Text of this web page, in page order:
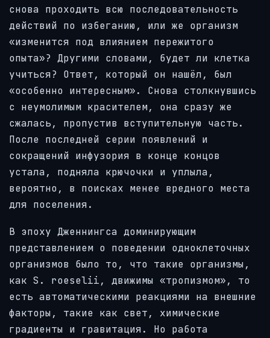
снова проходить всю последовательность
действий по избеганию, или же организм
«изменится под влиянием пережитого
опыта»? Другими словами, будет ли клетка
учиться? Ответ, который он нашёл, был
«особенно интересным». Снова столкнувшись
с неумолимым красителем, она сразу же
сжалась, пропустив вступительную часть.
После последней серии появлений и
сокращений инфузория в конце концов
устала, подняла крючочки и уплыла,
вероятно, в поисках менее вредного места
для поселения.
В эпоху Дженнингса доминирующим
представлением о поведении одноклеточных
организмов было то, что такие организмы,
как S. roeselii, движимы «тропизмом», то
есть автоматическими реакциями на внешние
факторы, такие как свет, химические
градиенты и гравитация. Но работа